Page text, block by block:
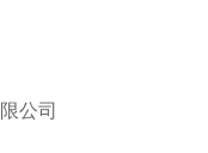
公司